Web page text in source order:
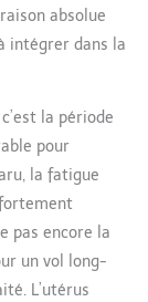
absolue
intégrer dans la
c’est la période
pour
la fatigue
pas encore la
un vol long-
L’utérus